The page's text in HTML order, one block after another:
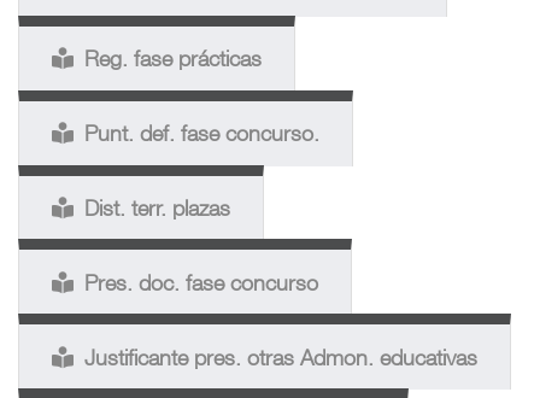
Reg. fase prácticas
Punt. def. fase concurso.
Dist. terr. plazas
Pres. doc. fase concurso
Justificante pres. otras Admon. educativas